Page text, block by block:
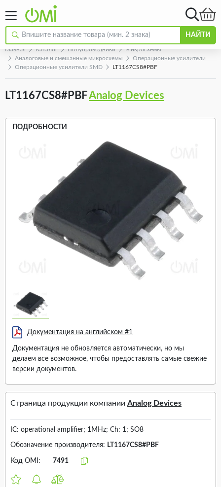
НАЙТИ
Главная Каталог Полупроводники
Микросхемы
Аналоговые и смешанные микросхемы
Операционные усилители
Операционные усилители SMD
LT1167CS8#PBF
LT1167CS8#PBFAnalog Devices
ПОДРОБНОСТИ
Документация на английском #1
Документация не обновляется автоматически, но мы
делаем все возможное, чтобы предоставлять самые свежие
версии документов.
Страница продукции компании Analog Devices
IC: operational amplifier; 1MHz; Ch: 1; SO8
Обозначение производителя: LT1167CS8#PBF
Код OMI: 7491